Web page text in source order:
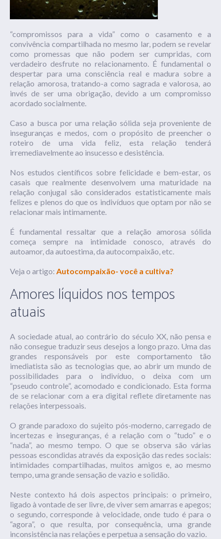
“compromissos para a vida” como o casamento e a
convivência compartilhada no mesmo lar, podem se revelar
como promessas que não podem ser cumpridas, com
verdadeiro desfrute no relacionamento. É fundamental o
despertar para uma consciência real e madura sobre a
relação amorosa, tratando-a como sagrada e valorosa, ao
invés de ser uma obrigação, devido a um compromisso
acordado socialmente.
Caso a busca por uma relação sólida seja proveniente de
inseguranças e medos, com o propósito de preencher o
roteiro de uma vida feliz, esta relação tenderá
irremediavelmente ao insucesso e desistência.
Nos estudos científicos sobre felicidade e bem-estar, os
casais que realmente desenvolvem uma maturidade na
relação conjugal são considerados estatisticamente mais
felizes e plenos do que os indivíduos que optam por não se
relacionar mais intimamente.
É fundamental ressaltar que a relação amorosa sólida
começa sempre na intimidade conosco, através do
autoamor, da autoestima, da autocompaixão, etc.
Veja o artigo: Autocompaixão- você a cultiva?
Amores líquidos nos tempos
atuais
A sociedade atual, ao contrário do século XX, não pensa e
não consegue traduzir seus desejos a longo prazo. Uma das
grandes responsáveis por este comportamento tão
imediatista são as tecnologias que, ao abrir um mundo de
possibilidades para o indivíduo, o deixa com um
“pseudo controle”, acomodado e condicionado. Esta forma
de se relacionar com a era digital reflete diretamente nas
relações interpessoais.
O grande paradoxo do sujeito pós-moderno, carregado de
incertezas e inseguranças, é a relação com o “tudo” e o
“nada”, ao mesmo tempo. O que se observa são várias
pessoas escondidas através da exposição das redes sociais:
intimidades compartilhadas, muitos amigos e, ao mesmo
tempo, uma grande sensação de vazio e solidão.
Neste contexto há dois aspectos principais: o primeiro,
ligado à vontade de ser livre, de viver sem amarras e apegos;
o segundo, corresponde à velocidade, onde tudo é para o
“agora”, o que resulta, por consequência, uma grande
inconsistência nas relações e perpetua a sensação do vazio.